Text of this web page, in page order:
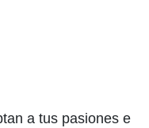
a tus pasiones e